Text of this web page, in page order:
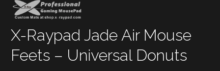
X-Raypad Jade Air Mouse
Feets – Universal Donuts